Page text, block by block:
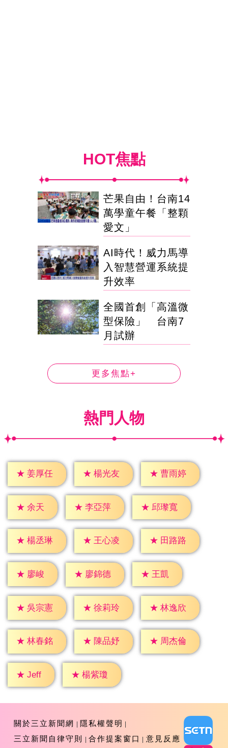
HOT焦點
芒果自由！台南14
萬學童午餐「整顆
愛文」
AI時代！威力馬導
入智慧營運系統提
升效率
全國首創「高溫微
型保險」 台南7
月試辦
更多焦點+
熱門人物
★ 姜厚任 ★ 楊光友 ★ 曹雨婷
★ 余天 ★ 李亞萍 ★ 邱瓈寬
★ 楊丞琳 ★ 王心凌 ★ 田路路
★ 廖峻 ★ 廖錦德 ★ 王凱
★ 吳宗憲 ★ 徐莉玲 ★ 林逸欣
★ 林春銘 ★ 陳品妤 ★ 周杰倫
★ Jeff ★ 楊紫瓊
關於三立新聞網
隱私權聲明
三立新聞自律守則
合作提案窗口 意見反應